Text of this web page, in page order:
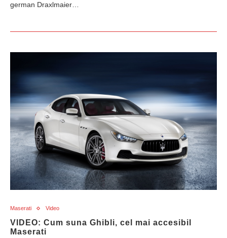
german Draxlmaier…
Maserati Video
VIDEO: Cum suna Ghibli, cel mai accesibil
Maserati